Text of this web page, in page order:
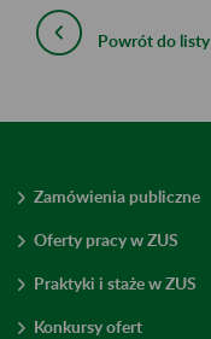
Powrót do listy
Zamówienia publiczne
Oferty pracy w ZUS
Praktyki i staże w ZUS
Konkursy ofert